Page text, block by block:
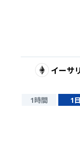
イーサ
1時間 1日